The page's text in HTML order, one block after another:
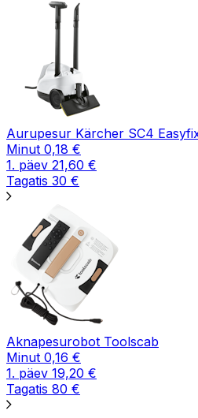
Aurupesur Kärcher SC4
Minut 0,18 €
1. päev 21,60 €
Tagatis 30 €
Aknapesurobot Toolscab
Minut 0,16 €
1. päev 19,20 €
Tagatis 80 €